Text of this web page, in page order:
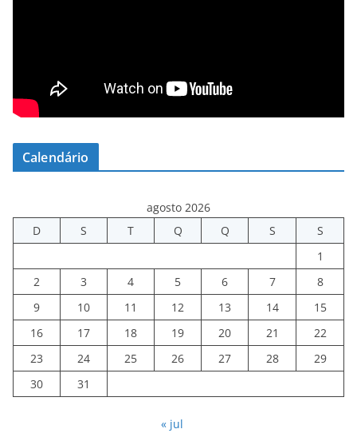
Calendário
agosto 2026
D
S T Q Q S
S
1
2
3 4 5 6 7
8
9
10 11 12 13 14
15
16
17 18 19 20 21
22
23
24 25 26 27 28
29
30
31
« jul